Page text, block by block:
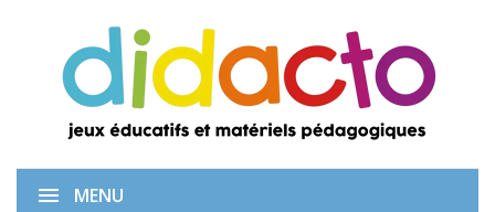
MENU
La course des loutres